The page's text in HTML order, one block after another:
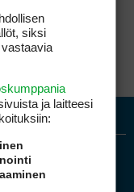
siksi
ja laitteesi